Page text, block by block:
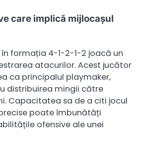
care implică mijlocașul
formația 4-1-2-1-2 joacă un
atacurilor. Acest jucător
ca principalul playmaker,
distribuirea mingii către
Capacitatea sa de a citi jocul
poate îmbunătăți
ofensive ale unei